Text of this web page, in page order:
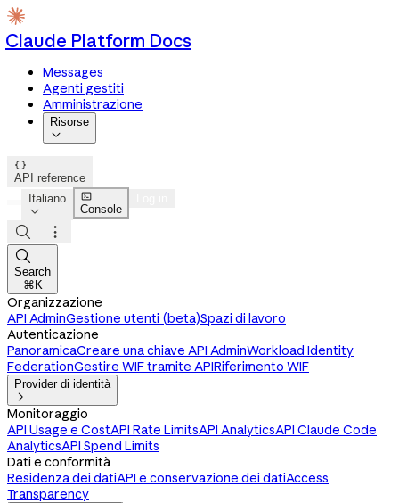
Claude Platform Docs
Messages
Agenti gestiti
Amministrazione
Risorse


API reference
Italiano


Console



Search
⌘K
Organizzazione
API AdminGestione utenti (beta)Spazi di lavoro
Autenticazione
PanoramicaCreare una chiave API AdminWorkload Identity
FederationGestire WIF tramite APIRiferimento WIF
Provider di identità

Monitoraggio
API Usage e CostAPI Rate LimitsAPI AnalyticsAPI Claude Code
AnalyticsAPI Spend Limits
Dati e conformità
Residenza dei datiAPI e conservazione dei datiAccess
Transparency